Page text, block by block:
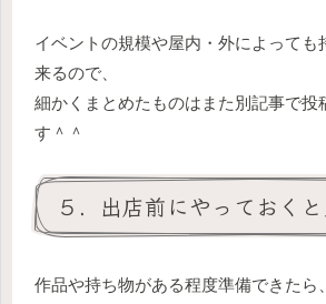
イベントの規模や屋内・外によっても
来るので、
細かくまとめたものはまた別記事で投
す＾＾
５．出店前にやっておく
作品や持ち物がある程度準備できたら